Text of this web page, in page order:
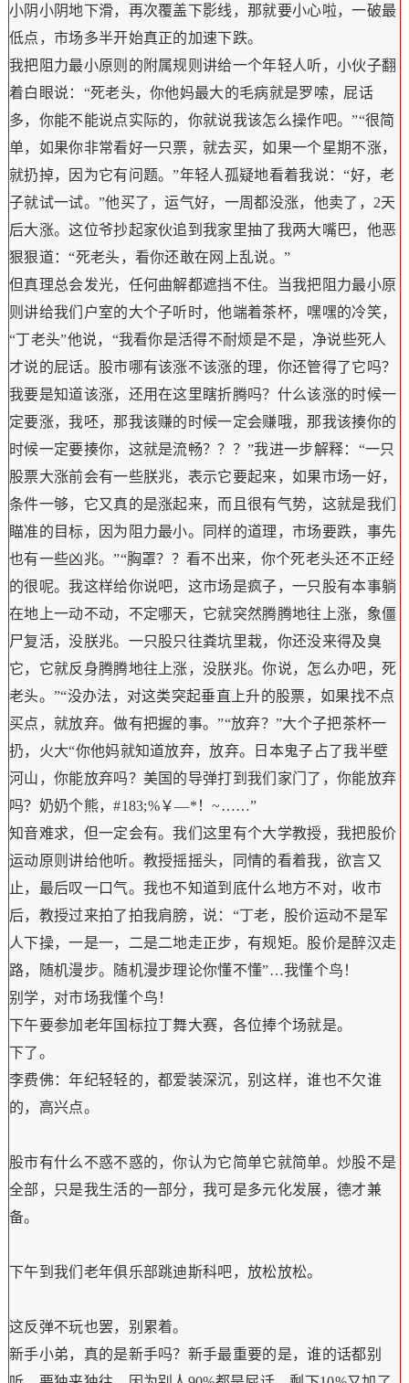
小阴小阴地下滑，再次覆盖下影线，那就要小心啦，一破最
低点，市场多半开始真正的加速下跌。
我把阻力最小原则的附属规则讲给一个年轻人听，小伙子翻
着白眼说：“死老头，你他妈最大的毛病就是罗嗦，屁话
多，你能不能说点实际的，你就说我该怎么操作吧。”“很简
单，如果你非常看好一只票，就去买，如果一个星期不涨，
就扔掉，因为它有问题。”年轻人孤疑地看着我说：“好，老
子就试一试。”他买了，运气好，一周都没涨，他卖了，2天
后大涨。这位爷抄起家伙追到我家里抽了我两大嘴巴，他恶
狠狠道：“死老头，看你还敢在网上乱说。”
但真理总会发光，任何曲解都遮挡不住。当我把阻力最小原
则讲给我们户室的大个子听时，他端着茶杯，嘿嘿的冷笑，
“丁老头”他说，“我看你是活得不耐烦是不是，净说些死人
才说的屁话。股市哪有该涨不该涨的理，你还管得了它吗？
我要是知道该涨，还用在这里瞎折腾吗？什么该涨的时候一
定要涨，我呸，那我该赚的时候一定会赚哦，那我该揍你的
时候一定要揍你，这就是流畅？？？”我进一步解释：“一只
股票大涨前会有一些朕兆，表示它要起来，如果市场一好，
条件一够，它又真的是涨起来，而且很有气势，这就是我们
瞄准的目标，因为阻力最小。同样的道理，市场要跌，事先
也有一些凶兆。”“胸罩？？看不出来，你个死老头还不正经
的很呢。我这样给你说吧，这市场是疯子，一只股有本事躺
在地上一动不动，不定哪天，它就突然腾腾地往上涨，象僵
尸复活，没朕兆。一只股只往粪坑里栽，你还没来得及臭
它，它就反身腾腾地往上涨，没朕兆。你说，怎么办吧，死
老头。”“没办法，对这类突起垂直上升的股票，如果找不点
买点，就放弃。做有把握的事。”“放弃？”大个子把茶杯一
扔，火大“你他妈就知道放弃，放弃。日本鬼子占了我半壁
河山，你能放弃吗？美国的导弹打到我们家门了，你能放弃
吗？奶奶个熊，#183;%￥—*！~……”
知音难求，但一定会有。我们这里有个大学教授，我把股价
运动原则讲给他听。教授摇摇头，同情的看着我，欲言又
止，最后叹一口气。我也不知道到底什么地方不对，收市
后，教授过来拍了拍我肩膀，说：“丁老，股价运动不是军
人下操，一是一，二是二地走正步，有规矩。股价是醉汉走
路，随机漫步。随机漫步理论你懂不懂”…我懂个鸟！
别学，对市场我懂个鸟！
下午要参加老年国标拉丁舞大赛，各位捧个场就是。
下了。
李费佛：年纪轻轻的，都爱装深沉，别这样，谁也不欠谁
的，高兴点。
股市有什么不惑不惑的，你认为它简单它就简单。炒股不是
全部，只是我生活的一部分，我可是多元化发展，德才兼
备。
下午到我们老年俱乐部跳迪斯科吧，放松放松。
这反弹不玩也罢，别累着。
新手小弟，真的是新手吗？新手最重要的是，谁的话都别